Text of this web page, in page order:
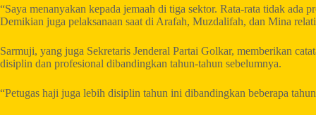
“Saya menanyakan kepada jemaah di tiga sektor. Rata-rata tidak
Demikian juga pelaksanaan saat di Arafah, Muzdalifah, dan Mina
Sarmuji, yang juga Sekretaris Jenderal Partai Golkar, memberikan
disiplin dan profesional dibandingkan tahun-tahun sebelumnya.
“Petugas haji juga lebih disiplin tahun ini dibandingkan beberapa